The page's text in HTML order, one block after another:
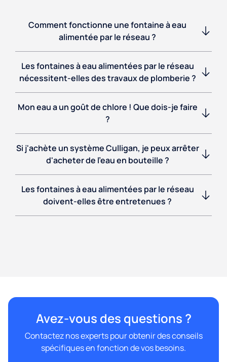
Comment fonctionne une fontaine à eau
alimentée par le réseau ?
Les fontaines à eau alimentées par le réseau
nécessitent-elles des travaux de plomberie ?
Mon eau a un goût de chlore ! Que dois-je faire
?
Si j'achète un système Culligan, je peux arrêter
d'acheter de l'eau en bouteille ?
Les fontaines à eau alimentées par le réseau
doivent-elles être entretenues ?
Avez-vous des questions ?
Contactez nos experts pour obtenir des conseils
spécifiques en fonction de vos besoins.